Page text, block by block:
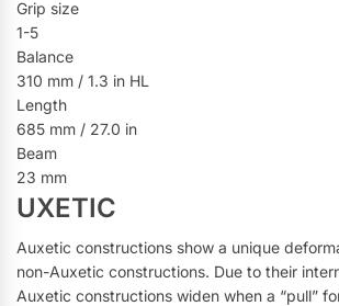
Grip size
1-5
Balance
310 mm / 1.3 in HL
Length
685 mm / 27.0 in
Beam
23 mm
UXETIC
Auxetic constructions show a unique
non-Auxetic constructions. Due to their
Auxetic constructions widen when a “pull”